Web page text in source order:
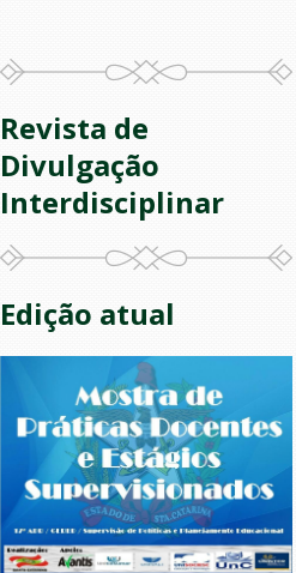
Revista de
Divulgação
Interdisciplinar
Edição atual